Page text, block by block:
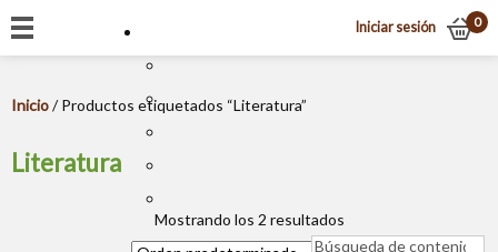
Iniciar sesión 0
Inicio/ Productos etiquetados “Literatura”
Literatura
Mostrando los 2 resultados